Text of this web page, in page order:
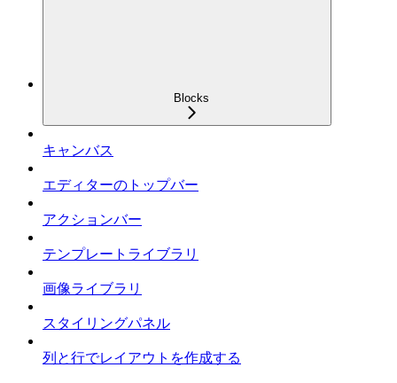
Blocks
キャンバス
エディターのトップバー
アクションバー
テンプレートライブラリ
画像ライブラリ
スタイリングパネル
列と行でレイアウトを作成する